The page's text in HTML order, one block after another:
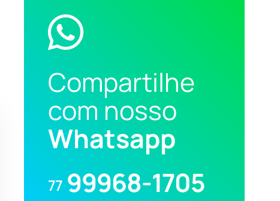
Compartilhe
com nosso
Whatsapp
77 99968-1705